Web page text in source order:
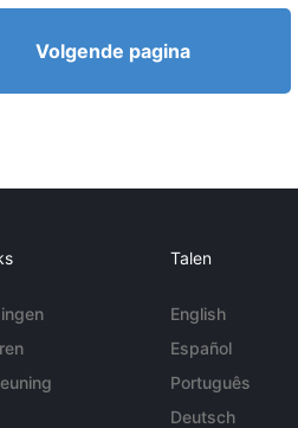
Volgende pagina
Talen
English
Español
Português
Deutsch